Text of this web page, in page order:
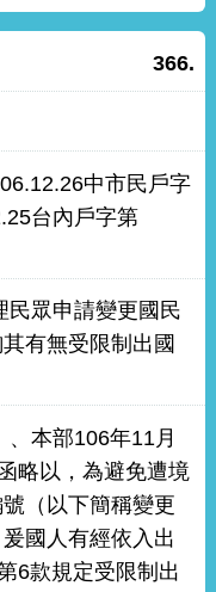
366.
中市民戶字
台內戶字第
民眾申請變更國民
有無受限制出國
本部106年11月
略以，為避免遭境
（以下簡稱變更
國人有經依入出
6款規定受限制出